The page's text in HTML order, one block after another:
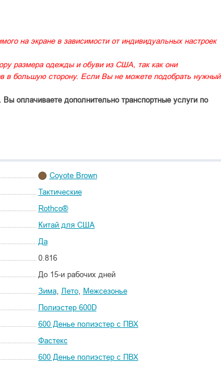
на экране в зависимости от индивидуальных настроек
размера одежды и обуви из США, так как они
в большую сторону. Если Вы не можете подобрать нужный
оплачиваете дополнительно транспортные услуги по
Coyote Brown
Тактические
Rothco®
Китай для США
Да
0.816
До 15-и рабочих дней
Зима, Лето, Межсезонье
Полиэстер 600D
600 Денье полиэстер с ПВХ
Фастекс
600 Денье полиэстер с ПВХ